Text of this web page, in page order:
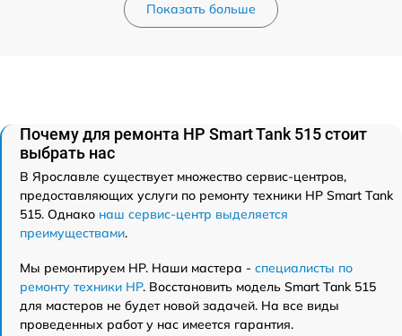
Показать больше
Почему для ремонта HP Smart Tank 515 стоит
выбрать нас
В Ярославле существует множество сервис-центров,
предоставляющих услуги по ремонту техники HP Smart Tank
515. Однако наш сервис-центр выделяется
преимуществами.
Мы ремонтируем HP. Наши мастера - специалисты по
ремонту техники HP. Восстановить модель Smart Tank 515
для мастеров не будет новой задачей. На все виды
проведенных работ у нас имеется гарантия.